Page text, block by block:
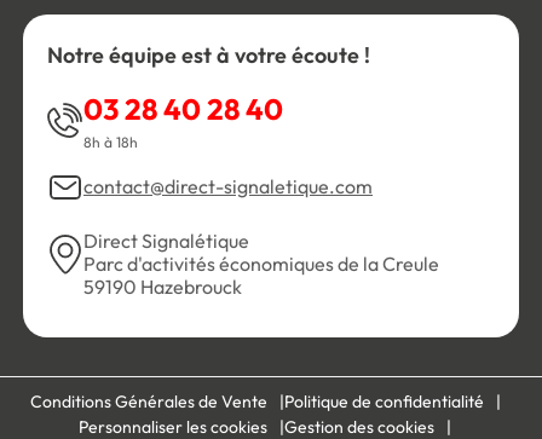
Notre équipe est à votre écoute !
03 28 40 28 40
8h à 18h
contact@direct-signaletique.com
Direct Signalétique
Parc d'activités économiques de la Creule
59190 Hazebrouck
Conditions Générales de Vente
Politique de confidentialité
Personnaliser les cookies
Gestion des cookies